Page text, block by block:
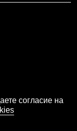
согласие на